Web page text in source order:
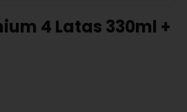
4 Latas 330ml +